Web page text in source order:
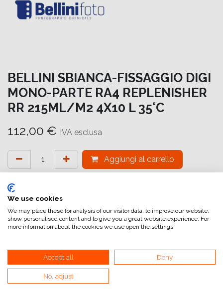
BELLINI SBIANCA-FISSAGGIO DIGI
MONO-PARTE RA4 REPLENISHER
RR 215ML/M2 4X10 L 35°C
112,00 € IVA esclusa
Aggiungi al carrello
attualmente non a magazzino
Riferimento interno:DIGI BL 10
We use cookies
We may place these for analysis of our visitor data, to improve our website,
show personalised content and to give you a great website experience. For
more information about the cookies we use open the settings.
Accept all Deny
No, adjust